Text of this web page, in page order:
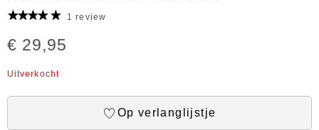
1 review
€ 29,95
Uitverkocht
Op verlanglijstje